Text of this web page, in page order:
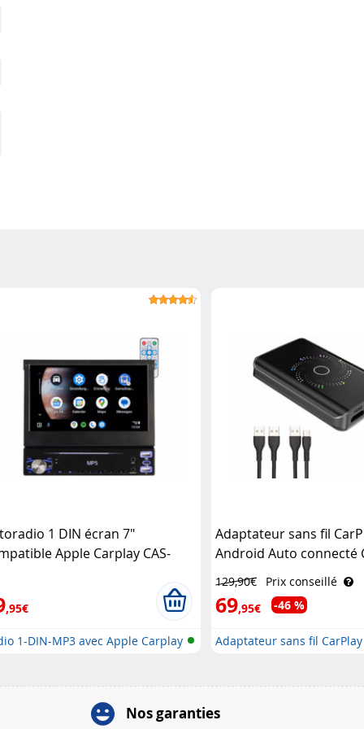
1 DIN écran 7"
Apple Carplay CAS-
,95€
1-DIN-MP3 avec Apple Carplay
Adaptateur sans fil
Android Auto connecté
129,90€ Prix conseillé
69,95€ -46 %
Adaptateur sans fil
Nos garanties